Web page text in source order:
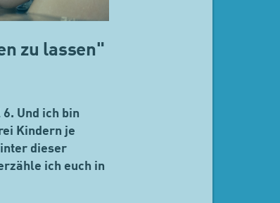
zu lassen"
Und ich bin
Kindern je
dieser
ich euch in